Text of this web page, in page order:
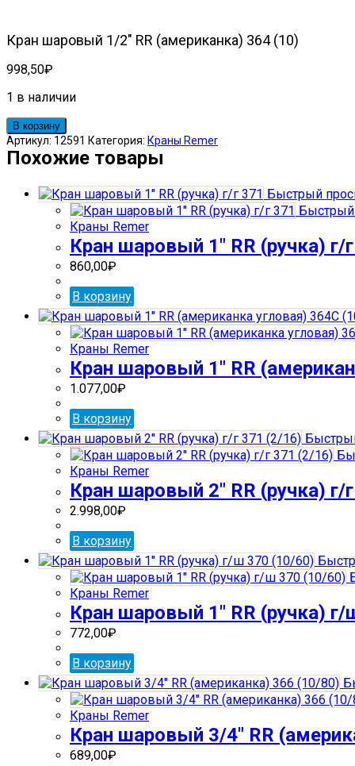
Кран шаровый 1/2″ RR (американка) 364 (10)
998,50₽
1 в наличии
Количество
товара
Кран
шаровый
(американка)
В корзину
Артикул: 12591 Категория: Краны Remer
Похожие товары
Быстрый
Быстрый
Краны Remer
Кран шаровый 1″ RR (ручка) г/
860,00₽
В корзину
Краны Remer
Кран шаровый 1″ RR
1.077,00₽
В корзину
Краны Remer
Кран шаровый 2″ RR (ручка) г/
2.998,00₽
В корзину
Краны Remer
Кран шаровый 1″ RR (ручка)
772,00₽
В корзину
Краны Remer
Кран шаровый 3/4″ RR
689,00₽